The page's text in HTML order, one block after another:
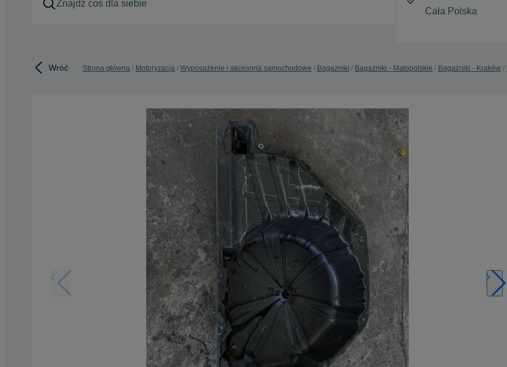
Wróć Strona główna Motoryzacja Wyposażenie i akcesoria samochodowe Bagażniki Bagażniki - Małopolskie Bagażniki - Kraków